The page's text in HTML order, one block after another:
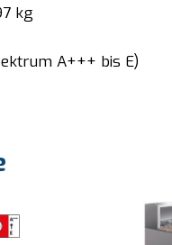
kg
A+++ bis E)